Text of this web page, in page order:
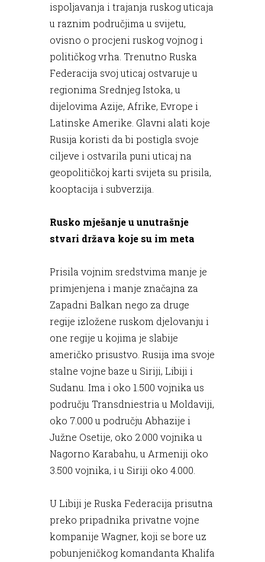
ispoljavanja i trajanja ruskog uticaja
u raznim područjima u svijetu,
ovisno o procjeni ruskog vojnog i
političkog vrha. Trenutno Ruska
Federacija svoj uticaj ostvaruje u
regionima Srednjeg Istoka, u
dijelovima Azije, Afrike, Evrope i
Latinske Amerike. Glavni alati koje
Rusija koristi da bi postigla svoje
ciljeve i ostvarila puni uticaj na
geopolitičkoj karti svijeta su prisila,
kooptacija i subverzija.
Rusko mješanje u unutrašnje
stvari država koje su im meta
Prisila vojnim sredstvima manje je
primjenjena i manje značajna za
Zapadni Balkan nego za druge
regije izložene ruskom djelovanju i
one regije u kojima je slabije
američko prisustvo. Rusija ima svoje
stalne vojne baze u Siriji, Libiji i
Sudanu. Ima i oko 1.500 vojnika us
području Transdniestria u Moldaviji,
oko 7.000 u području Abhazije i
Južne Osetije, oko 2.000 vojnika u
Nagorno Karabahu, u Armeniji oko
3.500 vojnika, i u Siriji oko 4.000.
U Libiji je Ruska Federacija prisutna
preko pripadnika privatne vojne
kompanije Wagner, koji se bore uz
pobunjeničkog komandanta Khalifa